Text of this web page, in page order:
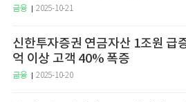
금융 2025-10-21
신한투자증권 연금자산 1조원 급
억 이상 고객 40% 폭증
금융 2025-10-20